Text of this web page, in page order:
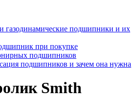
и газодинамические подшипники и их
при покупке
подшипников
подшипников и зачем она нужна
Smith